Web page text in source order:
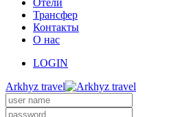
Отели
Трансфер
Контакты
О нас
LOGIN
Arkhyz travel